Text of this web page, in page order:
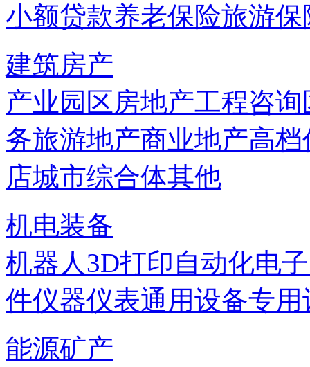
小额贷款养老保险旅游保
建筑房产
产业园区房地产工程咨询
务旅游地产商业地产高档
店城市综合体其他
机电装备
机器人3D打印自动化电
件仪器仪表通用设备专用
能源矿产